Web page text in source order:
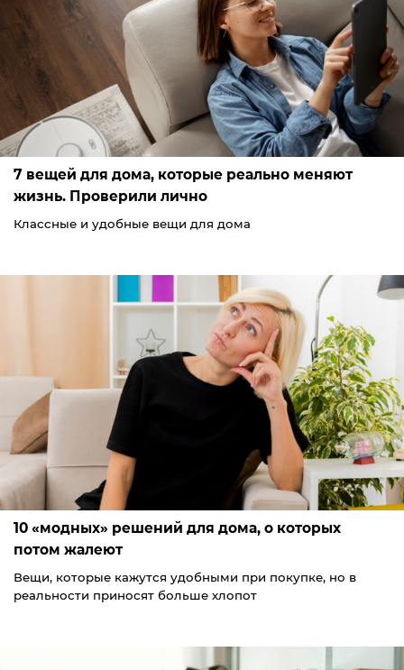
7 вещей для дома, которые реально меняют
жизнь. Проверили лично
Классные и удобные вещи для дома
10 «модных» решений для дома, о которых
потом жалеют
Вещи, которые кажутся удобными при покупке, но в
реальности приносят больше хлопот